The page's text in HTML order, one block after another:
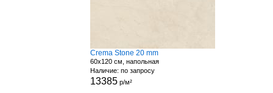
Crema Stone 20 mm
60x120 см, напольная
Наличие: по запросу
13385 р/м²